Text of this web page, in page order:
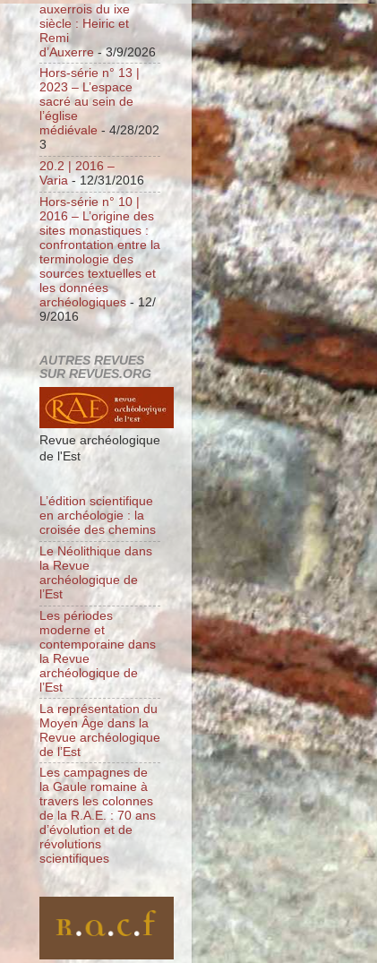
auxerrois du ixe
siècle : Heiric et
Remi
d’Auxerre- 3/9/2026
Hors-série n° 13 |
2023 – L’espace
sacré au sein de
l’église
médiévale - 4/28/202
3
20.2 | 2016 –
Varia - 12/31/2016
Hors-série n° 10 |
2016 – L’origine des
sites monastiques :
confrontation entre la
terminologie des
sources textuelles et
les données
archéologiques - 12/
9/2016
AUTRES REVUES
SUR REVUES.ORG
Revue archéologique
de l'Est
L’édition scientifique
en archéologie : la
croisée des chemins
Le Néolithique dans
la Revue
archéologique de
l’Est
Les périodes
moderne et
contemporaine dans
la Revue
archéologique de
l’Est
La représentation du
Moyen Âge dans la
Revue archéologique
de l’Est
Les campagnes de
la Gaule romaine à
travers les colonnes
de la R.A.E. : 70 ans
d’évolution et de
révolutions
scientifiques